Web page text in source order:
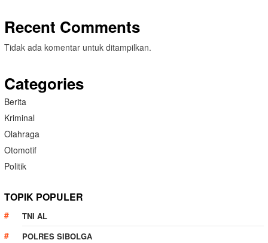
Recent Comments
Tidak ada komentar untuk ditampilkan.
Categories
Berita
Kriminal
Olahraga
Otomotif
Politik
TOPIK POPULER
TNI AL
POLRES SIBOLGA